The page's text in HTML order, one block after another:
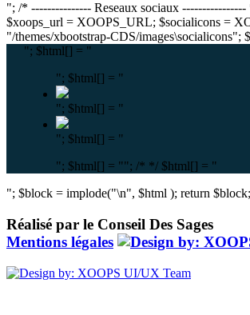
"; /* --------------- Reseaux sociaux
$xoops_url = XOOPS_URL; $socialicons =
"/themes/xbootstrap-CDS/images\socialicons";
"; $html[] = "
"; $html[] = "
"; $html[] = "
"; $html[] = "
"; $html[] = ""; /* */ $html[] = "
"; $block = implode("\n", $html ); return $block;
Réalisé par le Conseil Des Sages
Mentions légales